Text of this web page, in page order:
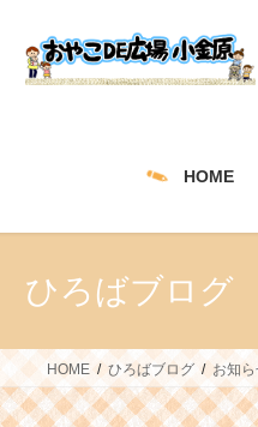
HOME
ひろばブログ
HOME ひろばブログ お知